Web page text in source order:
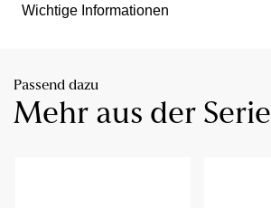
Wichtige Informationen
Passend dazu
Mehr aus der Serie